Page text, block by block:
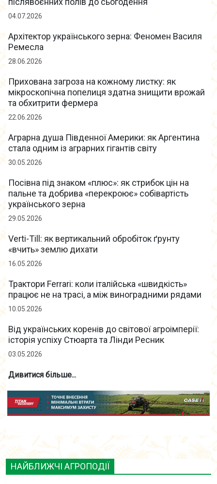
04.07.2026
Архітектор українського зерна: Феномен Василя
Ремесла
28.06.2026
Прихована загроза на кожному листку: як
мікроскопічна попелиця здатна знищити врожай
та обхитрити фермера
22.06.2026
Аграрна душа Південної Америки: як Аргентина
стала одним із аграрних гігантів світу
30.05.2026
Посівна під знаком «плюс»: як стрибок цін на
пальне та добрива «перекроює» собівартість
українського зерна
29.05.2026
Verti-Till: як вертикальний обробіток ґрунту
«вчить» землю дихати
16.05.2026
Трактори Ferrari: коли італійська «швидкість»
працює не на трасі, а між виноградними рядами
10.05.2026
Від українських коренів до світової агроімперії:
історія успіху Стюарта та Лінди Ресник
03.05.2026
Дивитися більше...
НАЙБЛИЖЧІ АГРОПОДІЇ